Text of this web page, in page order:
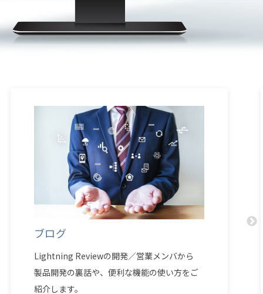
ブログ
Lightning Reviewの開発／営業メンバから
製品開発の裏話や、便利な機能の使い方をご
紹介します。